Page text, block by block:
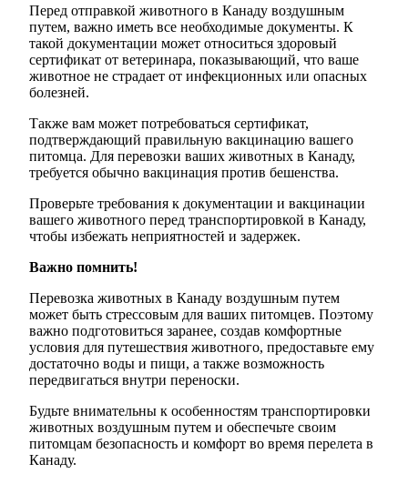
Перед отправкой животного в Канаду воздушным
путем, важно иметь все необходимые документы. К
такой документации может относиться здоровый
сертификат от ветеринара, показывающий, что ваше
животное не страдает от инфекционных или опасных
болезней.
Также вам может потребоваться сертификат,
подтверждающий правильную вакцинацию вашего
питомца. Для перевозки ваших животных в Канаду,
требуется обычно вакцинация против бешенства.
Проверьте требования к документации и вакцинации
вашего животного перед транспортировкой в Канаду,
чтобы избежать неприятностей и задержек.
Важно помнить!
Перевозка животных в Канаду воздушным путем
может быть стрессовым для ваших питомцев. Поэтому
важно подготовиться заранее, создав комфортные
условия для путешествия животного, предоставьте ему
достаточно воды и пищи, а также возможность
передвигаться внутри переноски.
Будьте внимательны к особенностям транспортировки
животных воздушным путем и обеспечьте своим
питомцам безопасность и комфорт во время перелета в
Канаду.